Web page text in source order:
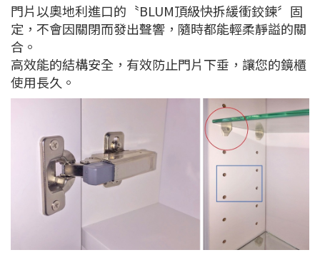
門片以奧地利進口的〝BLUM頂級快拆緩衝鉸鍊〞固
定，不會因關閉而發出聲響，隨時都能輕柔靜謚的關
合。
高效能的結構安全，有效防止門片下垂，讓您的鏡櫃
使用長久。